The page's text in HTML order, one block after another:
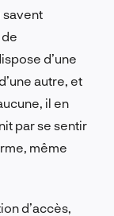
savent
d’une
autre, et
il en
par se sentir
même
d’accès,